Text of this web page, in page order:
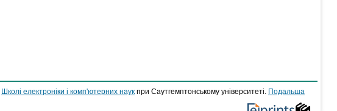
Школі електроніки і комп'ютерних наук при Саутгемптонському університеті.
Подальша